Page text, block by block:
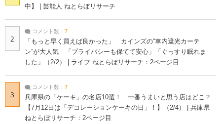
中】 | 芸能人 ねとらぼリサーチ
2
コメント数： 7
「もっと早く買えば良かった」 カインズの“車内遮光カーテ
ン”が大人気 「プライバシーも保てて安心」「ぐっすり眠れま
した」（2/2） | ライフ ねとらぼリサーチ：2ページ目
3
コメント数： 7
兵庫県の「ケーキ」の名店10選！ 一番うまいと思う店はどこ？
【7月12日は「デコレーションケーキの日」！】（2/4） | 兵庫県
ねとらぼリサーチ：2ページ目